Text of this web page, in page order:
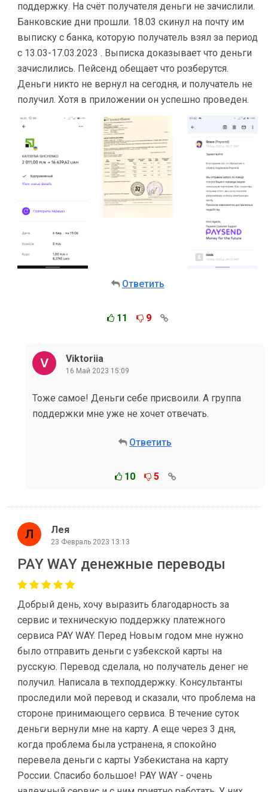
поддержку. На счёт получателя деньги не зачислили.
Банковские дни прошли. 18.03 скинул на почту им
выписку с банка, которую получатель взял за период
с 13.03-17.03.2023 . Выписка доказывает что деньги
зачислились. Пейсенд обещает что розберутся.
Деньги никто не вернул на сегодня, и получатель не
получил. Хотя в приложении он успешно проведен.
Ответить
11 9
Viktoriia
16 Май 2023 15:09
Тоже самое! Деньги себе присвоили. А группа
поддержки мне уже не хочет отвечать.
Ответить
10 5
Лея
23 Февраль 2023 13:13
PAY WAY денежные переводы
Добрый день, хочу выразить благодарность за
сервис и техническую поддержку платежного
сервиса PAY WAY. Перед Новым годом мне нужно
было отправить деньги с узбекской карты на
русскую. Перевод сделала, но получатель денег не
получил. Написала в техподдержку. Консультанты
проследили мой перевод и сказали, что проблема на
стороне принимающего сервиса. В течение суток
деньги вернули мне на карту. А еще через 3 дня,
когда проблема была устранена, я спокойно
перевела деньги с карты Узбекистана на карту
России. Спасибо большое! PAY WAY - очень